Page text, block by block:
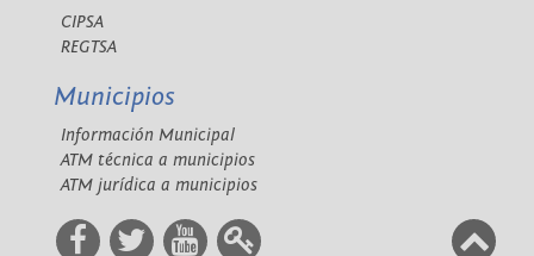
CIPSA
REGTSA
Municipios
Información Municipal
ATM técnica a municipios
ATM jurídica a municipios